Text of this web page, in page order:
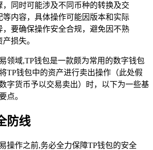
，同时可能涉及不同币种的转换及交
等内容，具体操作可能因版本和实际
，要确保操作安全合规，避免因不熟
损失。
领域,TP钱包是一款颇为常用的数字钱包
TP钱包中的资产进行卖出操作（此处假
字货币予以交易卖出）时，以下为一些基
点。
防线
操作之前,务必全力保障TP钱包的安全